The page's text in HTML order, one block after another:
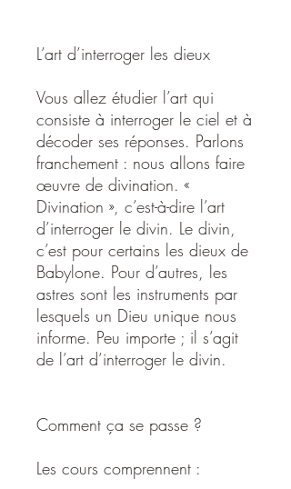
L’art d’interroger les dieux
Vous allez étudier l’art qui
consiste à interroger le ciel et à
décoder ses réponses. Parlons
franchement : nous allons faire
œuvre de divination. «
Divination », c’est-à-dire l’art
d’interroger le divin. Le divin,
c’est pour certains les dieux de
Babylone. Pour d’autres, les
astres sont les instruments par
lesquels un Dieu unique nous
informe. Peu importe ; il s’agit
de l’art d’interroger le divin.
Comment ça se passe ?
Les cours comprennent :